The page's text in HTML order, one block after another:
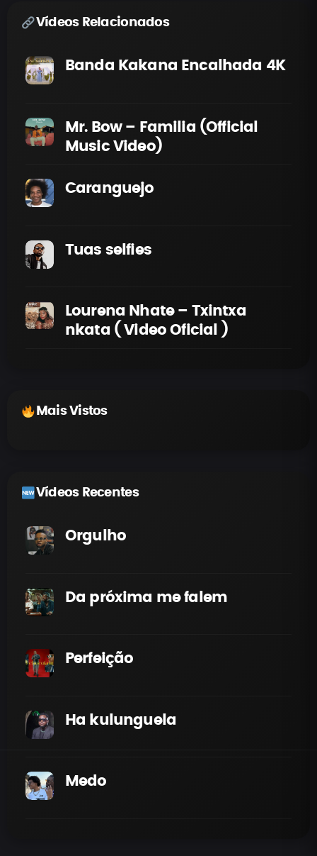
Vídeos Relacionados
Banda Kakana Encalhada 4K
Mr. Bow – Familia (Official
Music Video)
Caranguejo
Tuas selfies
Lourena Nhate – Txintxa
nkata ( Video Oficial )
Mais Vistos
Vídeos Recentes
Orgulho
Da próxima me falem
Perfeição
Ha kulunguela
Medo